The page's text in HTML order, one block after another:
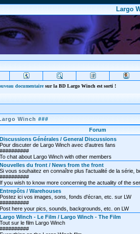
Largo
documentairesur la BD Largo Winch est sorti !
Winch ###
Forum
Discussions Générales / General Discussions
Pour discuter de Largo Winch avec d'autres fans
##########
To chat about Largo Winch with other members
Nouvelles du front / News from the front
Si vous souhaitez en connaître plus l'actualité de la série,
##########
If you wish to know more concerning the actuality of the
Entrepôts / Warehouses
Postez ici vos images, sons, fonds d'écran, etc. sur LW
##########
Post here your pics, sounds, backgrounds, etc. on LW
Largo Winch - Le Film / Largo Winch - The Film
Tout sur le film Largo Winch
##########